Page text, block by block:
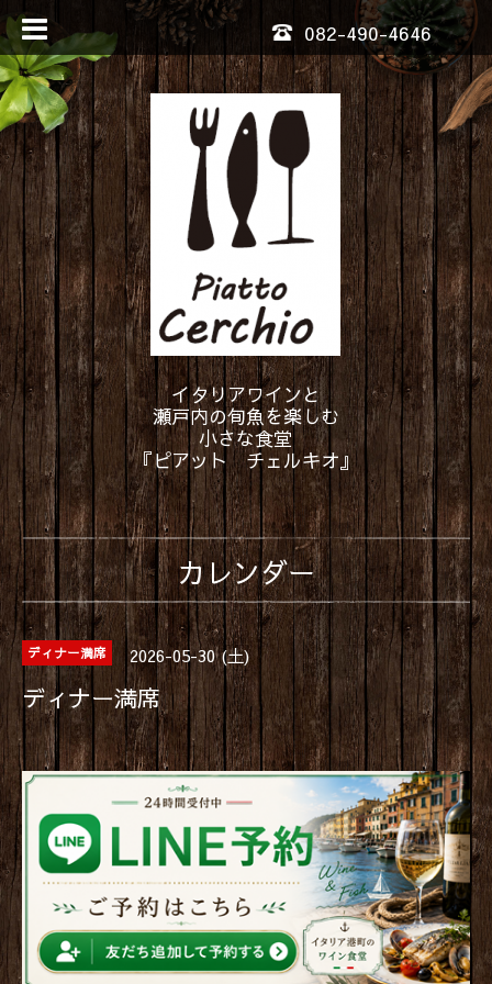
082-490-4646
イタリアワインと
瀬戸内の旬魚を楽しむ
小さな食堂
『ピアット チェルキオ』
カレンダー
ディナー満席 2026-05-30 (土)
ディナー満席